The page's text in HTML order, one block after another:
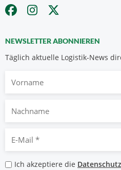
NEWSLETTER ABONNIEREN
Täglich aktuelle Logistik-News
Nachname
Mail
*
Datenschutzbestimmungen
Ich akzeptiere die